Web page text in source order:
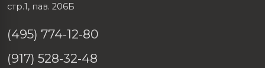
стр.1, пав. 206Б
(495) 774-12-80
(917) 528-32-48